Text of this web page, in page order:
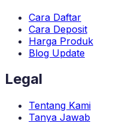
Cara Daftar
Cara Deposit
Harga Produk
Blog Update
Legal
Tentang Kami
Tanya Jawab